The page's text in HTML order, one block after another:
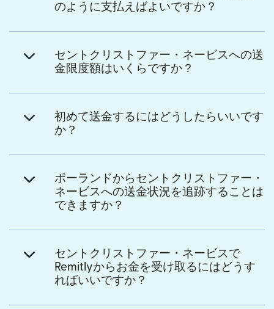
のように支払えばよいですか？
セントクリストファー・ネービスへの送
金限度額はいくらですか？
初めて送金するにはどうしたらいいです
か？
ポーランドからセントクリストファー・
ネービスへの送金状況を追跡することは
できますか？
セントクリストファー・ネービスで
Remitlyからお金を受け取るにはどうす
ればいいですか？